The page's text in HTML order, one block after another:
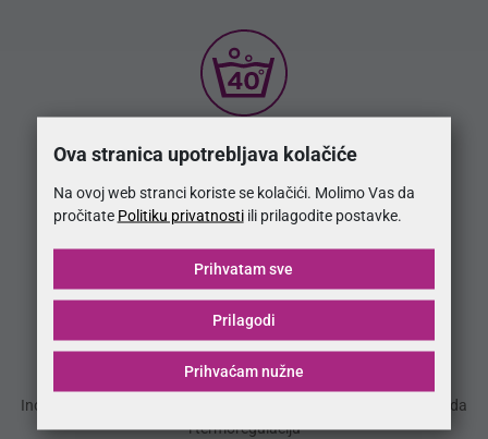
Periva navlaka
3D Air mesh
Inovativno platno za olakšavanje strujanja zraka unutar proizvoda
i termoregulaciju
Ova stranica upotrebljava kolačiće
Na ovoj web stranci koriste se kolačići. Molimo Vas da
pročitate Politiku privatnostiili prilagodite postavke.
Prihvaćam nužne
Prilagodi
Prihvatam sve